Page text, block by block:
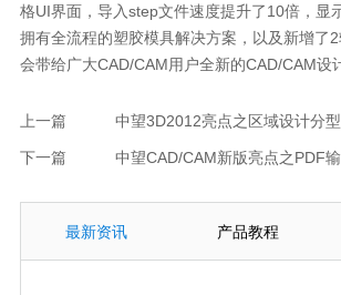
格UI界面，导入step文件速度提升了10倍，显
拥有全流程的塑胶模具解决方案，以及新增了
会带给广大CAD/CAM用户全新的CAD/CAM设
上一篇 中望3D2012亮点之区域设计分
下一篇 中望CAD/CAM新版亮点之PDF
最新资讯 产品教程